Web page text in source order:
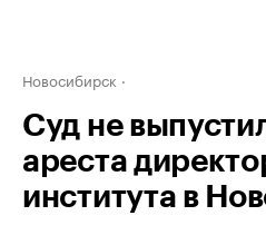
Новосибирск
Суд не
ареста
института в